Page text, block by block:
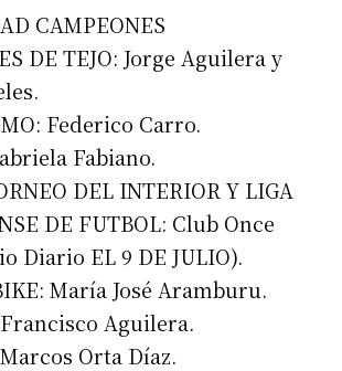
CAMPEONES
DE TEJO: Jorge Aguilera y
Federico Carro.
Fabiano.
DEL INTERIOR Y LIGA
DE FUTBOL: Club Once
Diario EL 9 DE JULIO).
María José Aramburu.
Aguilera.
Orta Díaz.